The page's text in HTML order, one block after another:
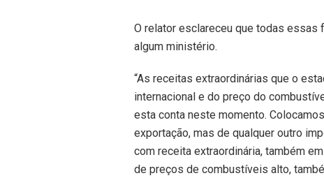
O relator esclareceu que todas essas
algum ministério.
“As receitas extraordinárias que o
internacional e do preço do
esta conta neste momento.
exportação, mas de qualquer outro
com receita extraordinária, também
de preços de combustíveis alto,